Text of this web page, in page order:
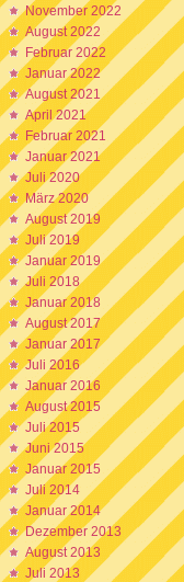
November 2022
August 2022
Februar 2022
Januar 2022
August 2021
April 2021
Februar 2021
Januar 2021
Juli 2020
März 2020
August 2019
Juli 2019
Januar 2019
Juli 2018
Januar 2018
August 2017
Januar 2017
Juli 2016
Januar 2016
August 2015
Juli 2015
Juni 2015
Januar 2015
Juli 2014
Januar 2014
Dezember 2013
August 2013
Juli 2013